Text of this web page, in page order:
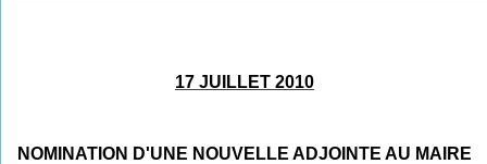
17 JUILLET 2010
NOMINATION D'UNE NOUVELLE ADJOINTE AU MAIRE